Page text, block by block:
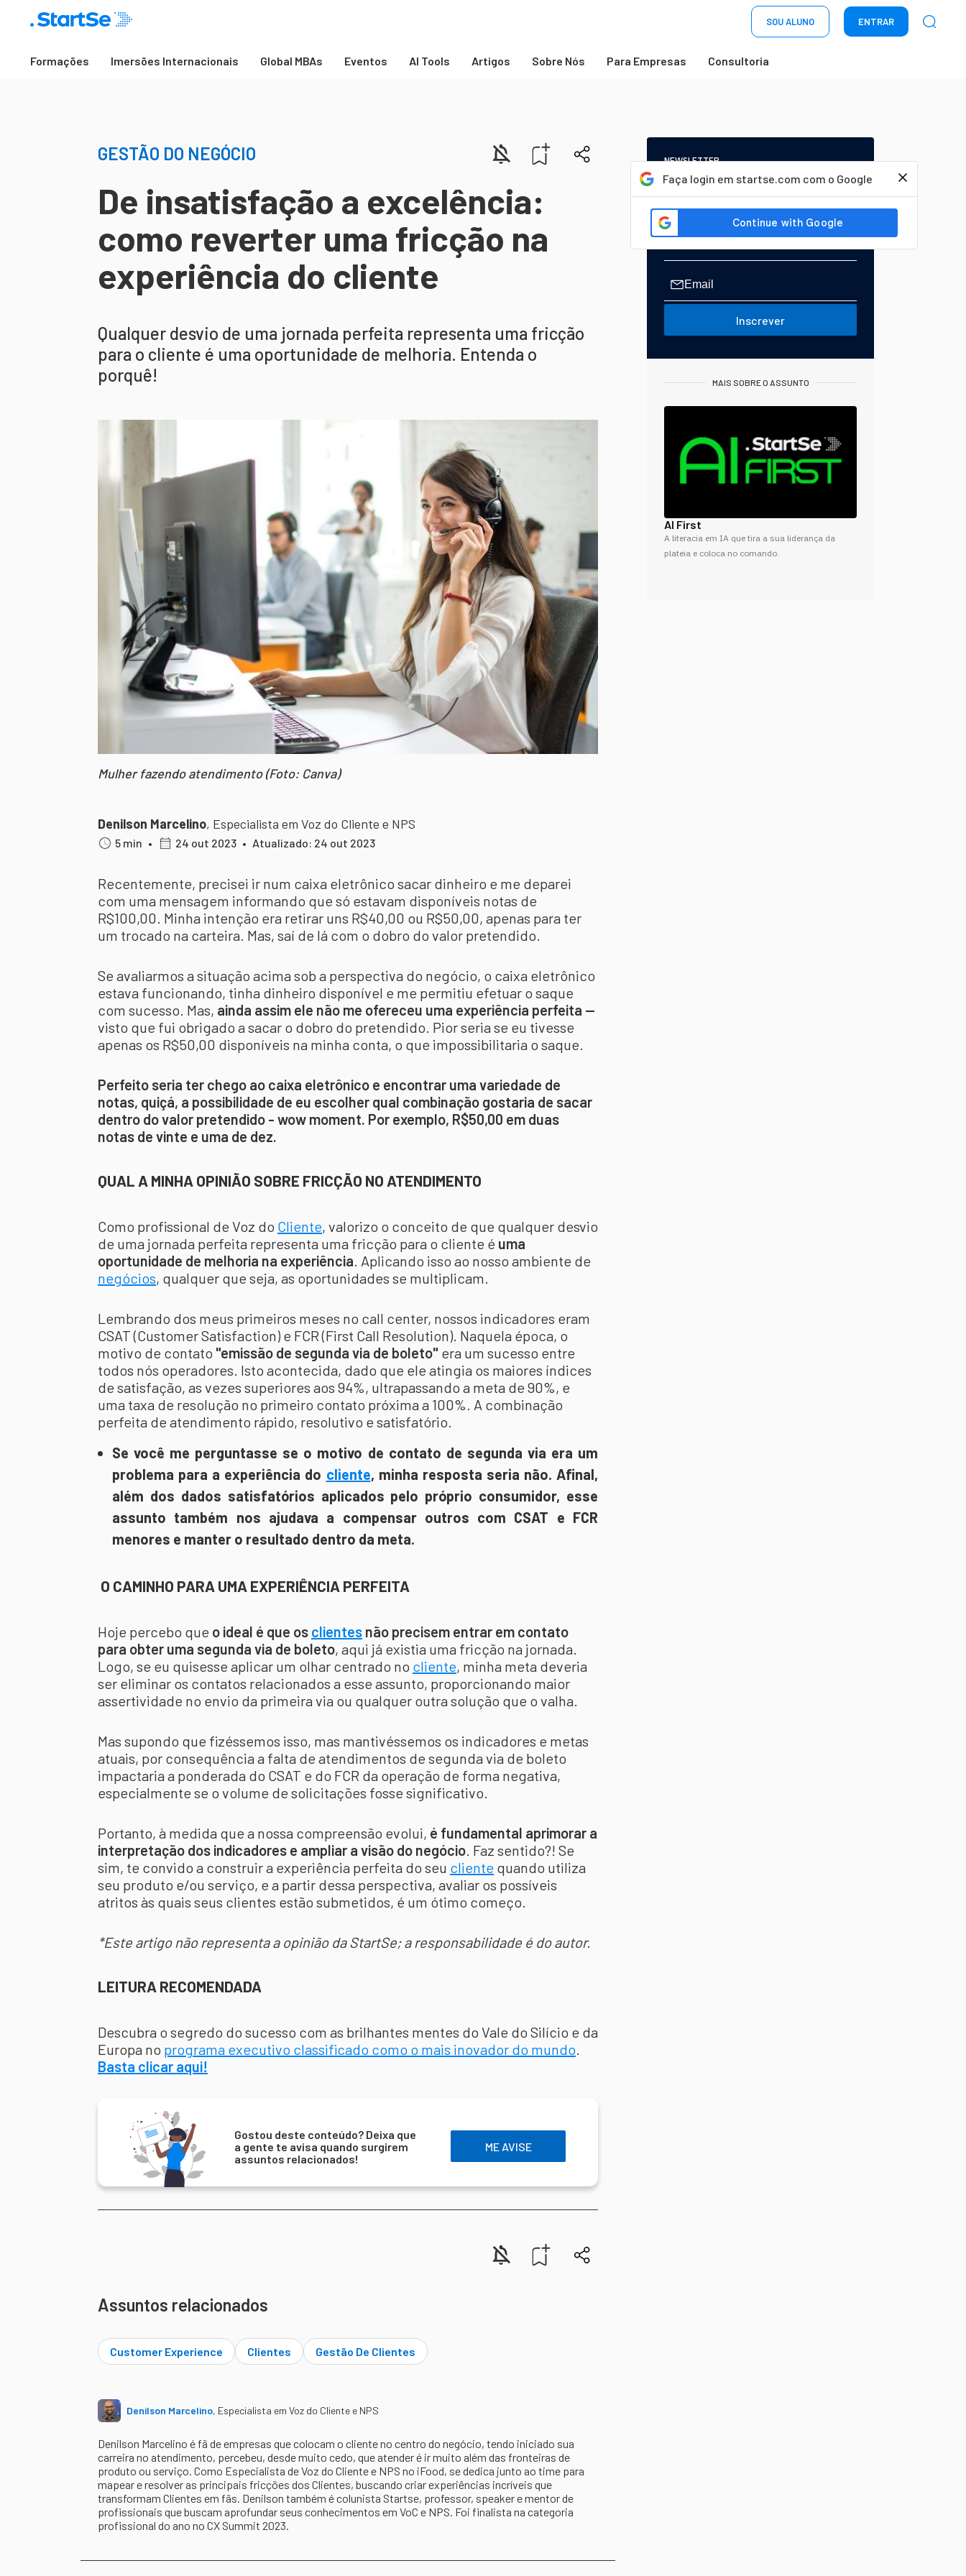
SOU ALUNO ENTRAR
Formações Imersões Internacionais Global MBAs Eventos AI Tools Artigos Sobre Nós Para Empresas Consultoria
Faça login em startse.com com o Google
GESTÃO DO NEGÓCIO
De insatisfação a excelência:
como reverter uma fricção na
experiência do cliente
Qualquer desvio de uma jornada perfeita representa uma fricção
para o cliente é uma oportunidade de melhoria. Entenda o
porquê!
Mulher fazendo atendimento (Foto: Canva)
Denilson Marcelino, Especialista em Voz do Cliente e NPS
5 min • 24 out 2023 • Atualizado: 24 out 2023
Recentemente, precisei ir num caixa eletrônico sacar dinheiro e me deparei
com uma mensagem informando que só estavam disponíveis notas de
R$100,00. Minha intenção era retirar uns R$40,00 ou R$50,00, apenas para ter
um trocado na carteira. Mas, saí de lá com o dobro do valor pretendido.
Se avaliarmos a situação acima sob a perspectiva do negócio, o caixa eletrônico
estava funcionando, tinha dinheiro disponível e me permitiu efetuar o saque
com sucesso. Mas, ainda assim ele não me ofereceu uma experiência perfeita —
visto que fui obrigado a sacar o dobro do pretendido. Pior seria se eu tivesse
apenas os R$50,00 disponíveis na minha conta, o que impossibilitaria o saque.
Perfeito seria ter chego ao caixa eletrônico e encontrar uma variedade de
notas, quiçá, a possibilidade de eu escolher qual combinação gostaria de sacar
dentro do valor pretendido - wow moment. Por exemplo, R$50,00 em duas
notas de vinte e uma de dez.
QUAL A MINHA OPINIÃO SOBRE FRICÇÃO NO ATENDIMENTO
Como profissional de Voz do Cliente, valorizo o conceito de que qualquer desvio
de uma jornada perfeita representa uma fricção para o cliente é uma
oportunidade de melhoria na experiência. Aplicando isso ao nosso ambiente de
negócios, qualquer que seja, as oportunidades se multiplicam.
Lembrando dos meus primeiros meses no call center, nossos indicadores eram
CSAT (Customer Satisfaction) e FCR (First Call Resolution). Naquela época, o
motivo de contato "emissão de segunda via de boleto" era um sucesso entre
todos nós operadores. Isto acontecida, dado que ele atingia os maiores índices
de satisfação, as vezes superiores aos 94%, ultrapassando a meta de 90%, e
uma taxa de resolução no primeiro contato próxima a 100%. A combinação
perfeita de atendimento rápido, resolutivo e satisfatório.
Se você me perguntasse se o motivo de contato de segunda via era um
problema para a experiência do cliente, minha resposta seria não. Afinal,
além dos dados satisfatórios aplicados pelo próprio consumidor, esse
assunto também nos ajudava a compensar outros com CSAT e FCR
menores e manter o resultado dentro da meta.
O CAMINHO PARA UMA EXPERIÊNCIA PERFEITA
Hoje percebo que o ideal é que os clientes não precisem entrar em contato
para obter uma segunda via de boleto, aqui já existia uma fricção na jornada.
Logo, se eu quisesse aplicar um olhar centrado no cliente, minha meta deveria
ser eliminar os contatos relacionados a esse assunto, proporcionando maior
assertividade no envio da primeira via ou qualquer outra solução que o valha.
Mas supondo que fizéssemos isso, mas mantivéssemos os indicadores e metas
atuais, por consequência a falta de atendimentos de segunda via de boleto
impactaria a ponderada do CSAT e do FCR da operação de forma negativa,
especialmente se o volume de solicitações fosse significativo.
Portanto, à medida que a nossa compreensão evolui, é fundamental aprimorar a
interpretação dos indicadores e ampliar a visão do negócio. Faz sentido?! Se
sim, te convido a construir a experiência perfeita do seu cliente quando utiliza
seu produto e/ou serviço, e a partir dessa perspectiva, avaliar os possíveis
atritos às quais seus clientes estão submetidos, é um ótimo começo.
*Este artigo não representa a opinião da StartSe; a responsabilidade é do autor.
LEITURA RECOMENDADA
Descubra o segredo do sucesso com as brilhantes mentes do Vale do Silício e da
Europa no programa executivo classificado como o mais inovador do mundo.
Basta clicar aqui!
Gostou deste conteúdo? Deixa que
a gente te avisa quando surgirem
assuntos relacionados!
ME AVISE
Assuntos relacionados
Customer Experience Clientes Gestão De Clientes
Denilson Marcelino, Especialista em Voz do Cliente e NPS
Denilson Marcelino é fã de empresas que colocam o cliente no centro do negócio, tendo iniciado sua
carreira no atendimento, percebeu, desde muito cedo, que atender é ir muito além das fronteiras de
produto ou serviço. Como Especialista de Voz do Cliente e NPS no iFood, se dedica junto ao time para
mapear e resolver as principais fricções dos Clientes, buscando criar experiências incríveis que
transformam Clientes em fãs. Denilson também é colunista Startse, professor, speaker e mentor de
profissionais que buscam aprofundar seus conhecimentos em VoC e NPS. Foi finalista na categoria
profissional do ano no CX Summit 2023.
NEWSLETTER
Start Seu dia:
A Newsletter do AGORA!
Inscrever
MAIS SOBRE O ASSUNTO
AI First
A literacia em IA que tira a sua liderança da
plateia e coloca no comando.